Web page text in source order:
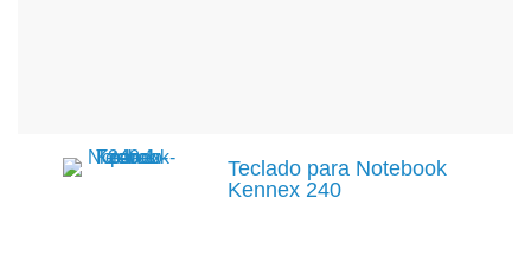
Teclado para Notebook
Kennex 240